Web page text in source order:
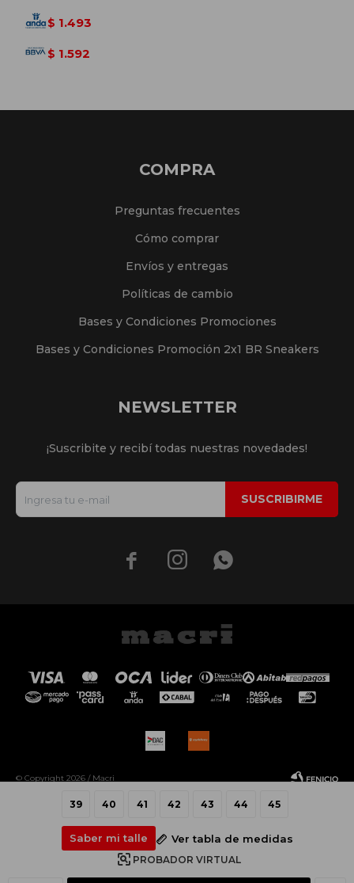
39 40 41 42 43 44 45
Saber mi talle Ver tabla de medidas
PROBADOR VIRTUAL
$ 1.493
$ 1.592
COMPRA
Preguntas frecuentes
Cómo comprar
Envíos y entregas
Políticas de cambio
Bases y Condiciones Promociones
Bases y Condiciones Promoción 2x1 BR Sneakers
NEWSLETTER
¡Suscribite y recibí todas nuestras novedades!
SUSCRIBIRME
  
© Copyright 2026 / Macri